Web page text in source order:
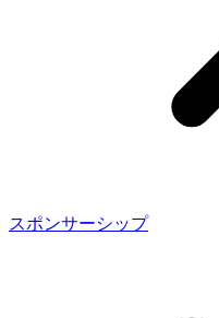
スポンサーシップ